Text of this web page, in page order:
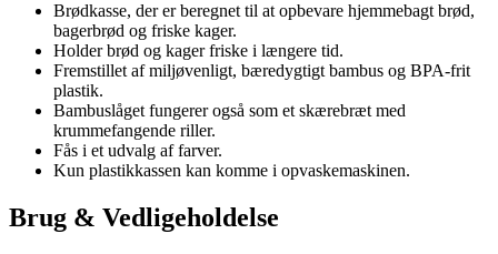
Brødkasse, der er beregnet til at opbevare hjemmebagt brød,
bagerbrød og friske kager.
Holder brød og kager friske i længere tid.
Fremstillet af miljøvenligt, bæredygtigt bambus og BPA-frit
plastik.
Bambuslåget fungerer også som et skærebræt med
krummefangende riller.
Fås i et udvalg af farver.
Kun plastikkassen kan komme i opvaskemaskinen.
Brug & Vedligeholdelse